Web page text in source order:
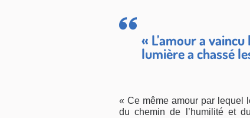
« L’amour a
lumière a chassé
« Ce même amour par lequel
du chemin de l’humilité et